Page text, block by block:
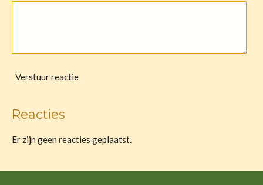
Verstuur reactie
Reacties
Er zijn geen reacties geplaatst.